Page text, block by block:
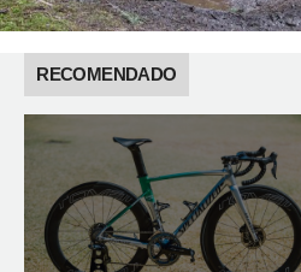
RECOMENDADO